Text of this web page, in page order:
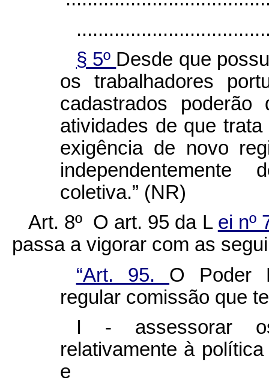
§ 5º Desde que
os trabalhadores
cadastrados poderão
atividades de que
exigência de novo
coletiva.” (NR)
Art. 8º O art. 95 da L ei nº
passa a vigorar com as
“Art. 95. O Poder
regular comissão que
I - assessorar os
relativamente à
e